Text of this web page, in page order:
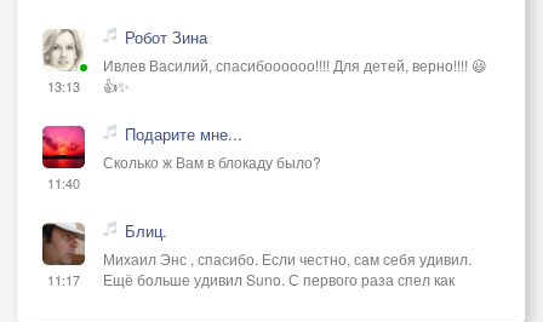
13:13
Робот Зина
Ивлев Василий, спасибоооооо!!!! Для детей, верно!!!! 😃
👍✨
11:40
Подарите мне...
Сколько ж Вам в блокаду было?
11:17
Блиц.
Михаил Энс , спасибо. Если честно, сам себя удивил.
Ещё больше удивил Suno. С первого раза спел как